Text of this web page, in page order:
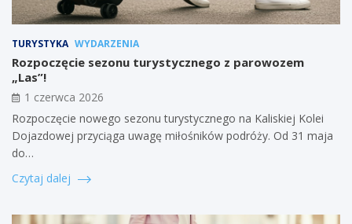
TURYSTYKA WYDARZENIA
Rozpoczęcie sezonu turystycznego z parowozem
„Las”!
1 czerwca 2026
Rozpoczęcie nowego sezonu turystycznego na Kaliskiej Kolei
Dojazdowej przyciąga uwagę miłośników podróży. Od 31 maja
do…
Czytaj dalej